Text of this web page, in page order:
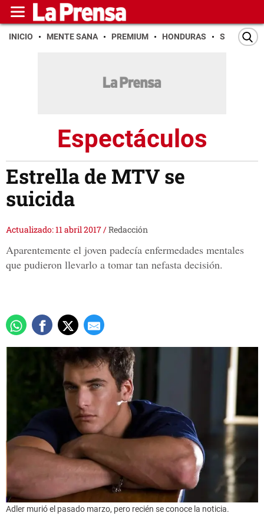
INICIO MENTE SANA PREMIUM HONDURAS SAN PEDRO
Espectáculos
Estrella de MTV se
suicida
Actualizado: 11 abril 2017/Redacción
Aparentemente el joven padecía enfermedades mentales
que pudieron llevarlo a tomar tan nefasta decisión.
Adler murió el pasado marzo, pero recién se conoce la noticia.